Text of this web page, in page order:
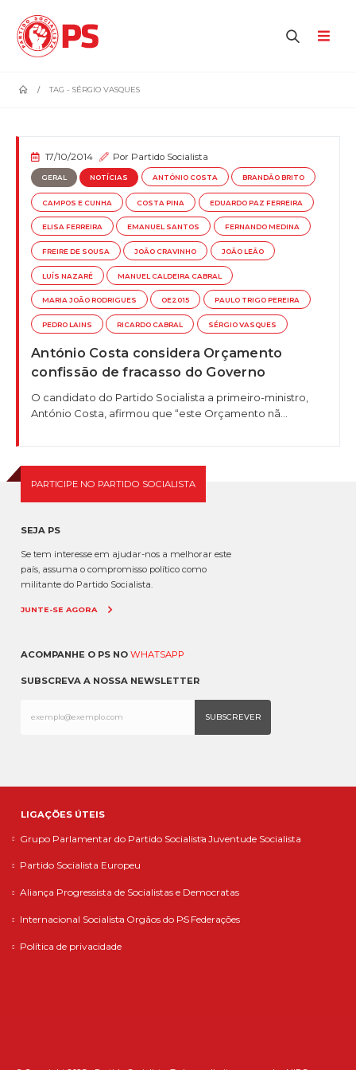
TAG - SÉRGIO VASQUES
17/10/2014 Por Partido Socialista
GERAL NOTÍCIAS ANTÓNIO COSTA BRANDÃO BRITO
CAMPOS E CUNHA COSTA PINA EDUARDO PAZ FERREIRA
ELISA FERREIRA EMANUEL SANTOS FERNANDO MEDINA
FREIRE DE SOUSA JOÃO CRAVINHO JOÃO LEÃO
LUÍS NAZARÉ MANUEL CALDEIRA CABRAL
MARIA JOÃO RODRIGUES OE2015 PAULO TRIGO PEREIRA
PEDRO LAINS RICARDO CABRAL SÉRGIO VASQUES
António Costa considera Orçamento
confissão de fracasso do Governo
O candidato do Partido Socialista a primeiro-ministro,
António Costa, afirmou que “este Orçamento nã...
PARTICIPE NO PARTIDO SOCIALISTA
SEJA PS
Se tem interesse em ajudar-nos a melhorar este
país, assuma o compromisso político como
militante do Partido Socialista.
JUNTE-SE AGORA
ACOMPANHE O PS NO WHATSAPP
SUBSCREVA A NOSSA NEWSLETTER
LIGAÇÕES ÚTEIS
Grupo Parlamentar do Partido Socialista Juventude Socialista
Partido Socialista Europeu
Aliança Progressista de Socialistas e Democratas
Internacional Socialista Orgãos do PS Federações
Política de privacidade